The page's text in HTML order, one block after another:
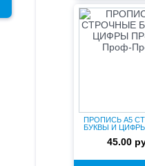
ПРОПИСЬ А5
БУКВЫ И
45.00